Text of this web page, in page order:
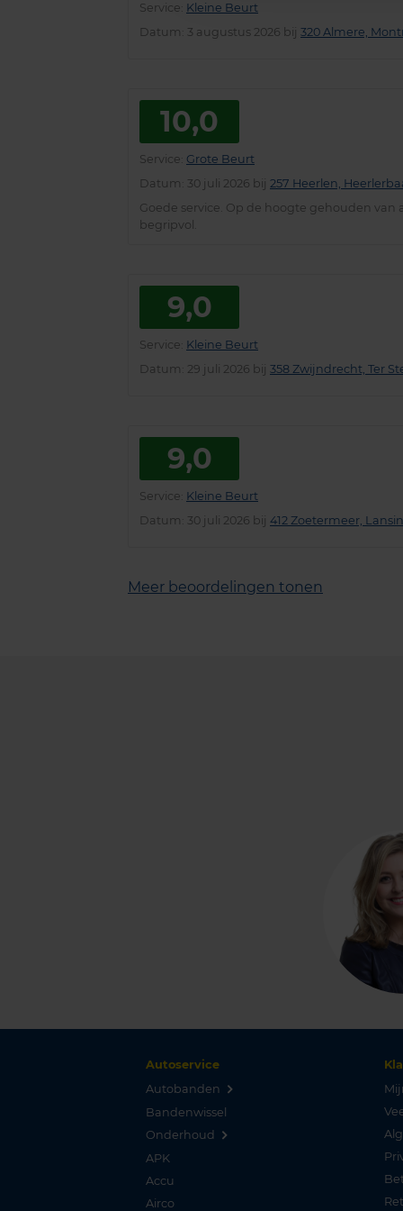
Service Kleine Beurt
Datum : 3 augustus 2026 bij 320 Almere,
10,0
Service Grote Beurt
Datum : 30 juli 2026 bij 257 Heerlen,
Goede service. Op de hoogte gehouden
begripvol.
9,0
Service Kleine Beurt
Datum
: 29 juli 2026 bij 358 Zwijndrecht, Ter
9,0
Service Kleine Beurt
Datum : 30 juli 2026 bij 412 Zoetermeer,
Meer beoordelingen tonen
Autoservice
Autobanden
Bandenwissel
Onderhoud
APK
Accu
Airco